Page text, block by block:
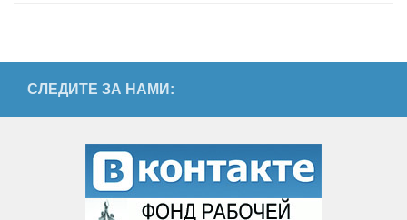
СЛЕДИТЕ ЗА НАМИ: